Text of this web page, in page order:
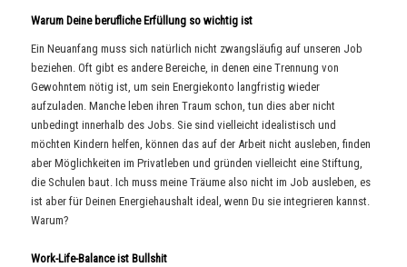
Warum Deine berufliche Erfüllung so wichtig ist
Ein Neuanfang muss sich natürlich nicht zwangsläufig auf unseren Job
beziehen. Oft gibt es andere Bereiche, in denen eine Trennung von
Gewohntem nötig ist, um sein Energiekonto langfristig wieder
aufzuladen. Manche leben ihren Traum schon, tun dies aber nicht
unbedingt innerhalb des Jobs. Sie sind vielleicht idealistisch und
möchten Kindern helfen, können das auf der Arbeit nicht ausleben, finden
aber Möglichkeiten im Privatleben und gründen vielleicht eine Stiftung,
die Schulen baut. Ich muss meine Träume also nicht im Job ausleben, es
ist aber für Deinen Energiehaushalt ideal, wenn Du sie integrieren kannst.
Warum?
Work-Life-Balance ist Bullshit